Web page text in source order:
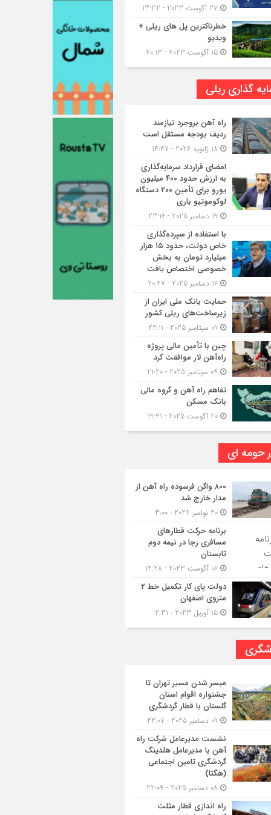
خطرناکترین پل های ریلی +
ویدیو
گذاری ریلی
راه آهن بروجرد نیازمند
ردیف بودجه مستقل است
امضای قرارداد سرمایه‌گذاری
به ارزش حدود ۴۰۰ میلیون
یورو برای تأمین ۲۰۰ دستگاه
لوکوموتیو باری
با استفاده از سپرده‌گذاری
خاص دولت، حدود ۱۵ هزار
میلیارد تومان به بخش
خصوصی اختصاص یافت
حمایت بانک ملی ایران از
زیرساخت‌های ریلی کشور
چین با تأمین مالی پروژه
راه‌آهن لار موافقت کرد
تفاهم راه آهن و گروه مالی
بانک مسکن
حومه ای
۸۰۰ واگن فرسوده راه آهن از
مدار خارج شد
برنامه حرکت قطارهای
مسافری رجا در نیمه دوم
تابستان
دولت پای کار تکمیل خط ۲
متروی اصفهان
میسر شدن مسیر تهران تا
جشنواره اقوام استان
گلستان با قطار گردشگری
نشست مدیرعامل شرکت راه
آهن با مدیرعامل هلدینگ
گردشگری تامین اجتماعی
(هگتا)
راه اندازی قطار مثلث